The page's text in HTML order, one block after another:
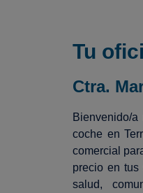
Tu
Ctra.
Bienvenido/
coche en
comercial
precio en tus
salud,